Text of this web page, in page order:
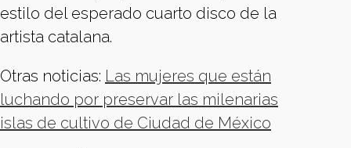
estilo del esperado cuarto disco de la
artista catalana.
Otras noticias: Las mujeres que están
luchando por preservar las milenarias
islas de cultivo de Ciudad de México